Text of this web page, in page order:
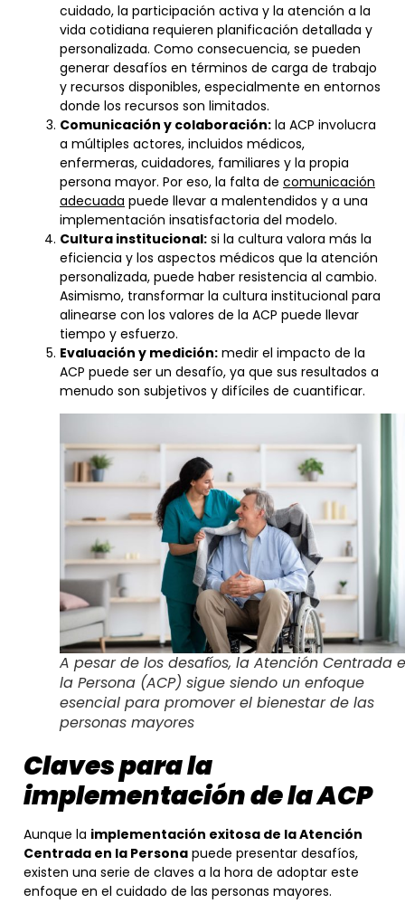
cuidado, la participación activa y la atención a la
vida cotidiana requieren planificación detallada y
personalizada. Como consecuencia, se pueden
generar desafíos en términos de carga de trabajo
y recursos disponibles, especialmente en entornos
donde los recursos son limitados.
Comunicación y colaboración: la ACP involucra
a múltiples actores, incluidos médicos,
enfermeras, cuidadores, familiares y la propia
persona mayor. Por eso, la falta de comunicación
adecuada puede llevar a malentendidos y a una
implementación insatisfactoria del modelo.
Cultura institucional: si la cultura valora más la
eficiencia y los aspectos médicos que la atención
personalizada, puede haber resistencia al cambio.
Asimismo, transformar la cultura institucional para
alinearse con los valores de la ACP puede llevar
tiempo y esfuerzo.
Evaluación y medición: medir el impacto de la
ACP puede ser un desafío, ya que sus resultados a
menudo son subjetivos y difíciles de cuantificar.
A pesar de los desafíos, la Atención Centrada
la Persona (ACP) sigue siendo un enfoque
esencial para promover el bienestar de las
personas mayores
Claves para la
implementación de la ACP
Aunque la implementación exitosa de la Atención
Centrada en la Persona puede presentar desafíos,
existen una serie de claves a la hora de adoptar este
enfoque en el cuidado de las personas mayores.